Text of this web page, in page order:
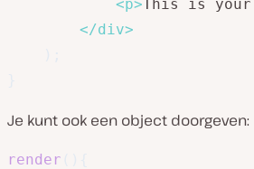
<p>This is your
</div>
Je kunt ook een object doorgeven:
render